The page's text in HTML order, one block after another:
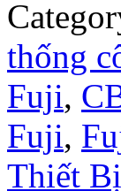
thống
Fuji,
Fuji,
Thiết